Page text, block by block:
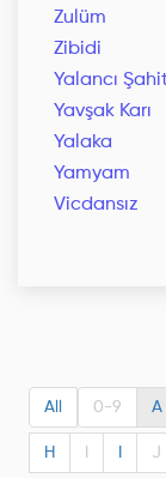
Zulüm
Zibidi
Yalancı
Yavşak Karı
Yalaka
Yamyam
Vicdansız
All 0-9 A
H J